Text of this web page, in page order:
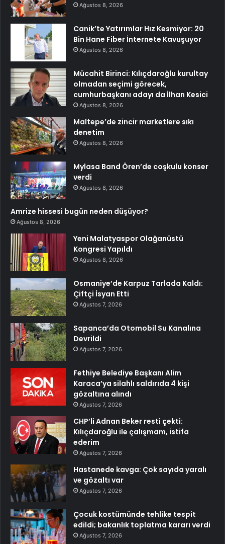
Ağustos 8, 2026
Canik’te Yatırımlar Hız Kesmiyor: 20
Bin Hane Fiber İnternete Kavuşuyor
Ağustos 8, 2026
Mücahit Birinci: Kılıçdaroğlu kurultay
olmadan seçimi görecek,
cumhurbaşkanı adayı da İlhan Kesici
Ağustos 8, 2026
Maltepe’de zincir marketlere sıkı
denetim
Ağustos 8, 2026
Mylasa Band Ören’de coşkulu konser
verdi
Ağustos 8, 2026
Amrize hissesi bugün neden düşüyor?
Ağustos 8, 2026
Yeni Malatyaspor Olağanüstü
Kongresi Yapıldı
Ağustos 8, 2026
Osmaniye’de Karpuz Tarlada Kaldı:
Çiftçi İsyan Etti
Ağustos 7, 2026
Sapanca’da Otomobil Su Kanalına
Devrildi
Ağustos 7, 2026
Fethiye Belediye Başkanı Alim
Karaca’ya silahlı saldırıda 4 kişi
gözaltına alındı
Ağustos 7, 2026
CHP’li Adnan Beker resti çekti:
Kılıçdaroğlu ile çalışmam, istifa
ederim
Ağustos 7, 2026
Hastanede kavga: Çok sayıda yaralı
ve gözaltı var
Ağustos 7, 2026
Çocuk kostümünde tehlike tespit
edildi; bakanlık toplatma kararı verdi
Ağustos 7, 2026